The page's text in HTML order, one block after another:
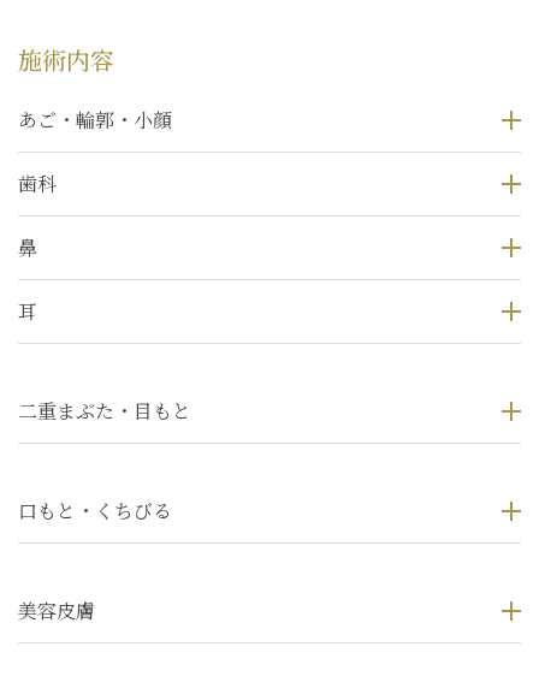
施術内容
あご・輪郭・小顔
歯科
鼻
耳
二重まぶた・目もと
口もと・くちびる
美容皮膚